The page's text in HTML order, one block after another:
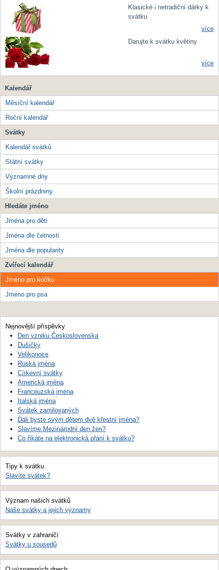
Klasické i netradiční dárky k
svátku
více
Darujte k svátku květiny
více
Kalendář
Měsíční kalendář
Roční kalendář
Svátky
Kalendář svátků
Státní svátky
Významné dny
Školní prázdniny
Hledáte jméno
Jména pro děti
Jména dle četnosti
Jména dle popularity
Zvířecí kalendář
Jméno pro kočku
Jméno pro psa
Nejnovější příspěvky
Den vzniku Československa
Dušičky
Velikonoce
Ruská jména
Církevní svátky
Americká jména
Francouzská jména
Italská jména
Svátek zamilovaných
Dali byste svým dětem dvě křestní jména?
Slavíme Mezinárodní den žen?
Co říkáte na elektronická přání k svátku?
Tipy k svátku
Slavíte svátek?
Význam našich svátků
Naše svátky a jejich významy
Svátky v zahraničí
Svátky u sousedů